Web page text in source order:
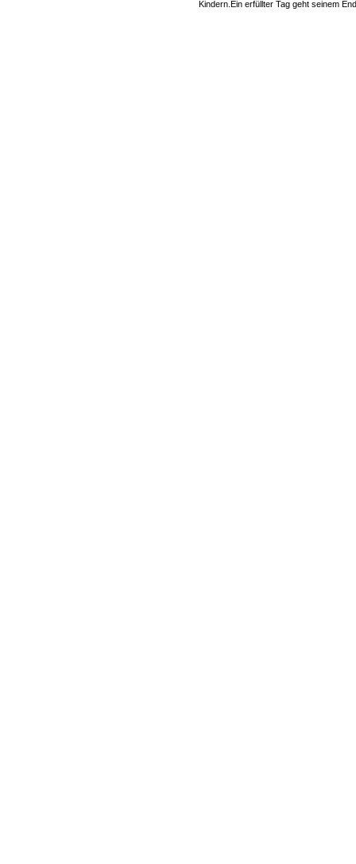
Kindern.Ein erfüllter Tag geht seinem